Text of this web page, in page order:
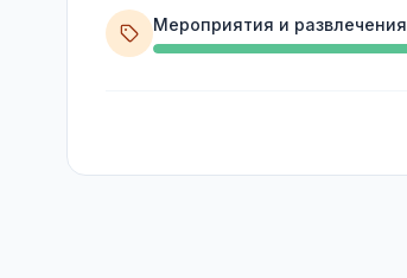
Мероприятия и развлечения